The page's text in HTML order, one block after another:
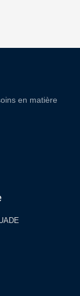
en matière